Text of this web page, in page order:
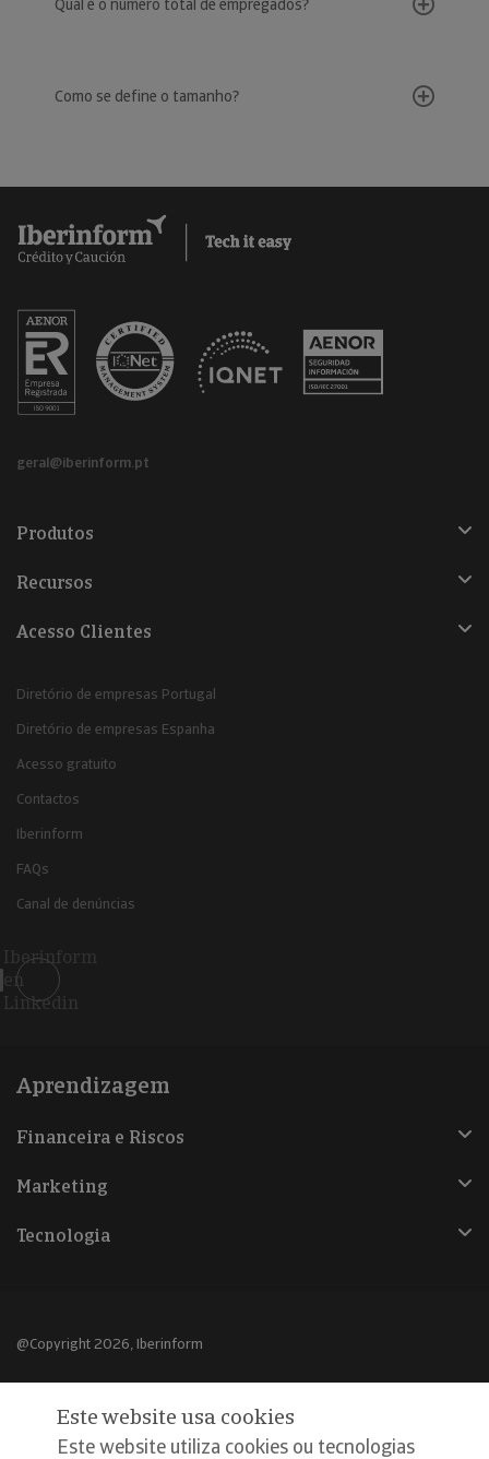
Qual é o número total de empregados?
Como se define o tamanho?
geral@iberinform.pt
Produtos
Recursos
Acesso Clientes
Diretório de empresas Portugal
Diretório de empresas Espanha
Acesso gratuito
Contactos
Iberinform
FAQs
Canal de denúncias
Iberinform
en
Linkedin
Aprendizagem
Financeira e Riscos
Marketing
Tecnologia
@Copyright 2026, Iberinform
Este website usa cookies
Este website utiliza cookies ou tecnologias